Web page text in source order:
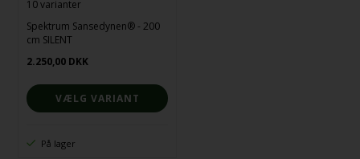
10 varianter
Spektrum Sansedynen® - 200
cm SILENT
2.250,00 DKK
VÆLG VARIANT
På lager